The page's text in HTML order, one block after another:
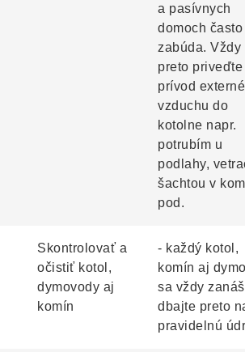
a pasívnych
domoch často
zabúda. Vždy
preto priveďte
prívod
vzduchu do
kotolne napr.
potrubím u
podlahy,
šachtou v
pod.
Skontrolovať a
očistiť kotol,
dymovody aj
komín
- každý kotol,
komín aj
sa vždy
dbajte preto
pravidelnú